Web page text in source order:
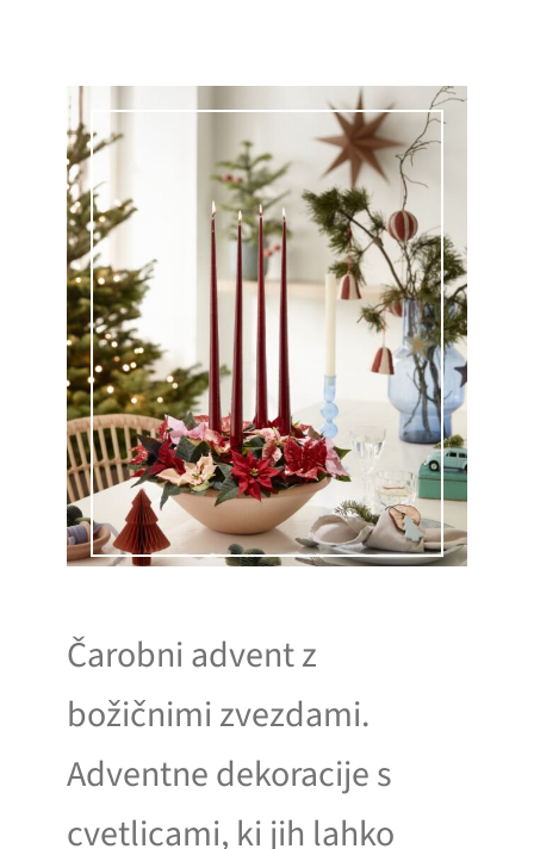
Čarobni advent z
božičnimi zvezdami.
Adventne dekoracije s
cvetlicami, ki jih lahko